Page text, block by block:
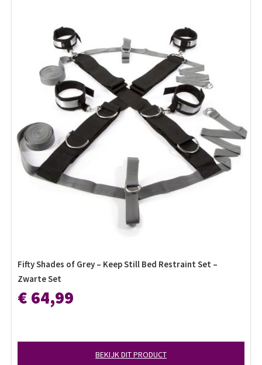
Fifty Shades of Grey – Keep Still Bed Restraint Set –
Zwarte Set
€ 64,99
BEKIJK DIT PRODUCT